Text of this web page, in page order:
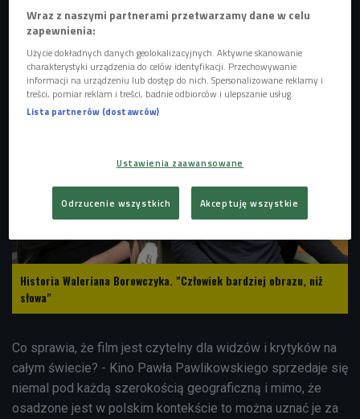
Joanna Kulig, zdjęcie z planu filmu "Zimna wojna" Pawła Pawlikowskiego
Foto: mat. pras./Kino Świat
Historia Waleriana Borowczyka. "Człowiek bardziej obrazu, niż
słowa"
Co sprawia, że film jest czytelny dla widzów i krytyków na
całym świecie? - Kino Pawła Pawlikowskiego sprzedaje się
niemal pod każdą szerokością geograficzną i mimo, że
osadzone jest w polskim kontekście to można uznać je za
Wraz z naszymi partnerami przetwarzamy dane w celu
zapewnienia:
Użycie dokładnych danych geolokalizacyjnych. Aktywne skanowanie
charakterystyki urządzenia do celów identyfikacji. Przechowywanie
informacji na urządzeniu lub dostęp do nich. Spersonalizowane reklamy i
treści, pomiar reklam i treści, badnie odbiorców i ulepszanie usług.
Lista partnerów (dostawców)
Ustawienia zaawansowane
Odrzucenie wszystkich Akceptuję wszystkie